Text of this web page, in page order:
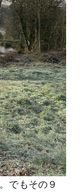
でもその９